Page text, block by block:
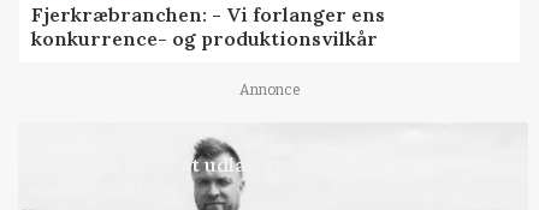
Fjerkræbranchen: - Vi forlanger ens
konkurrence- og produktionsvilkår
Annonce
Det er en uskik at udlægge et røgslør om